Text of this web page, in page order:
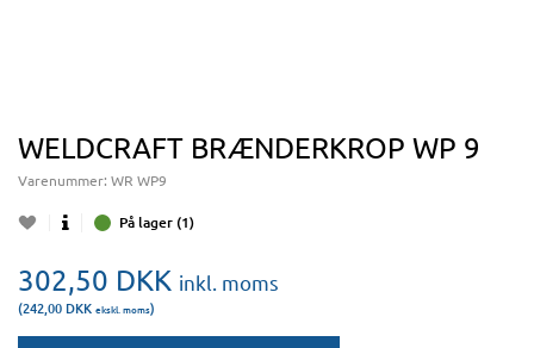
WELDCRAFT BRÆNDERKROP WP 9
Varenummer: WR WP9
På lager (1)
302,50 DKK inkl. moms
(242,00 DKK ekskl. moms)